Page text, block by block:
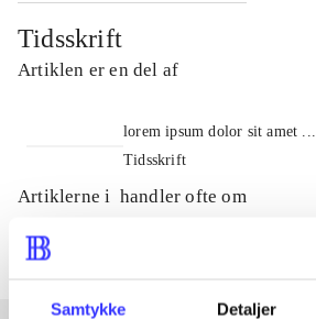
Samtykke Detaljer
Tidsskrift
Artiklen er en del af
lorem ipsum dolor sit amet ...
Tidsskrift
Artiklerne i handler ofte om